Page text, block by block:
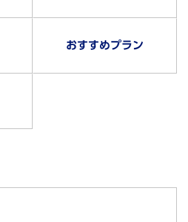
おすすめプラン